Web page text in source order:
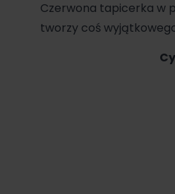
Czerwona tapicerka w
tworzy coś